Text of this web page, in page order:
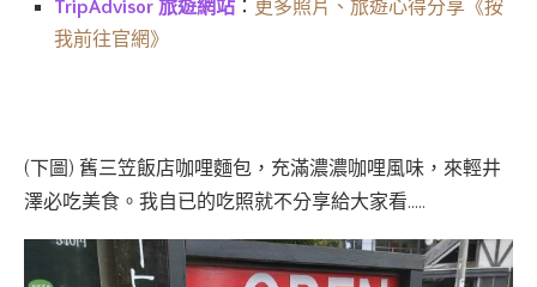
TripAdvisor 旅遊網站 ： 更多照片、旅遊心得分享《按
我前往官網》
(下圖) 舊三笠飯店咖哩麵包，充滿濃濃咖哩風味，來輕井
澤必吃美食。我自已的吃照就不分享給大家看…..